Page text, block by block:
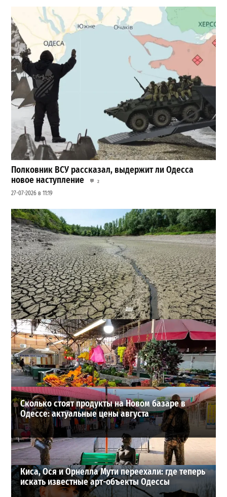
Полковник ВСУ рассказал, выдержит ли Одесса
новое наступление
2
27-07-2026 в 11:19
Днестр рекордно обмелел: одесситов просят срочно
экономить воду
2
29-07-2026 в 19:28
ВИБОР РЕДАКЦИИ
Сколько стоят продукты на Новом базаре в
Одессе: актуальные цены августа
Киса, Ося и Орнелла Мути переехали: где теперь
искать известные арт-объекты Одессы